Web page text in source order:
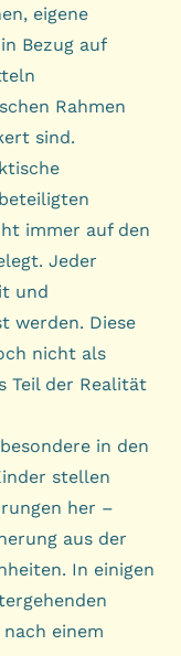
eigene
Bezug auf
Rahmen
sind.
immer auf den
Jeder
und
werden. Diese
nicht als
Teil der Realität
in den
stellen
her –
aus der
In einigen
einem